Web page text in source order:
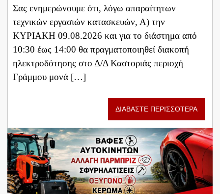
Σας ενημερώνουμε ότι, λόγω απαραίτητων
τεχνικών εργασιών κατασκευών, Α) την
ΚΥΡΙΑΚΗ 09.08.2026 και για το διάστημα από
10:30 έως 14:00 θα πραγματοποιηθεί διακοπή
ηλεκτροδότησης στο Δ/Δ Καστοριάς περιοχή
Γράμμου μονά […]
ΔΙΑΒΑΣΤΕ ΠΕΡΙΣΣΟΤΕΡΑ